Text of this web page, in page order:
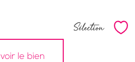
Sélection
voir le bien